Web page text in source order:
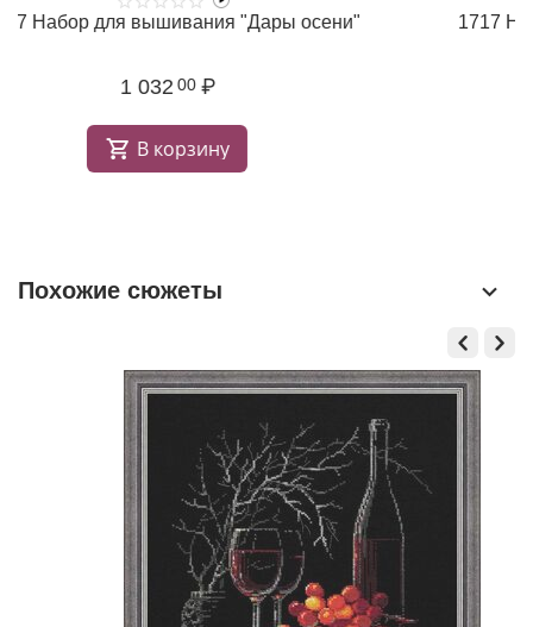
2037 Набор для вышивания "Дары осени"
1 032
В корзину
Похожие сюжеты